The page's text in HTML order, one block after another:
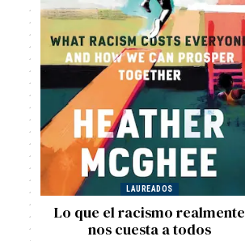
LAUREADOS
Lo que el racismo realmente
nos cuesta a todos